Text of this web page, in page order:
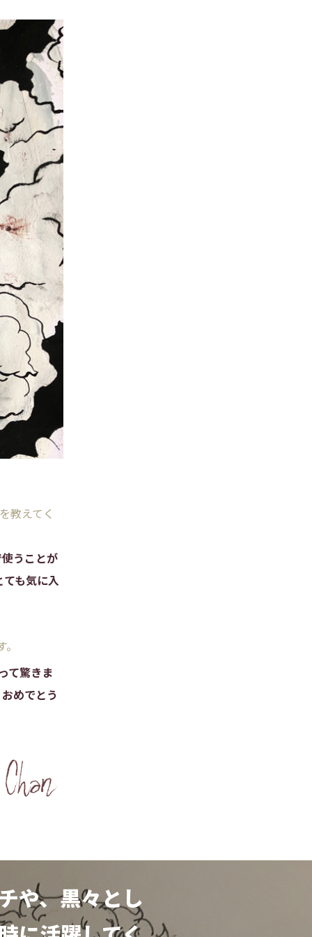
教えてく
うことが
ても気に入
て驚きま
めでとう
や、黒々とし